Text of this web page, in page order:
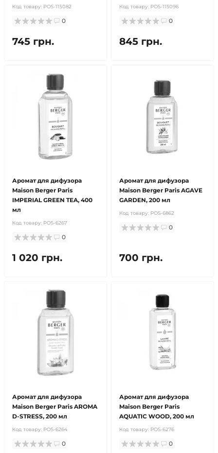
Код товару: POS-115082
0
745 грн.
Код товару: POS-115096
0
845 грн.
Аромат для дифузора
Maison Berger Paris
IMPERIAL GREEN TEA, 400
мл
Код товару: POS-6267
0
1 020 грн.
Аромат для дифузора
Maison Berger Paris AGAVE
GARDEN, 200 мл
Код товару: POS-6862
0
700 грн.
Аромат для дифузора
Maison Berger Paris AROMA
D-STRESS, 200 мл
Код товару: POS-6264
0
Аромат для дифузора
Maison Berger Paris
AQUATIC WOOD, 200 мл
Код товару: POS-6276
0